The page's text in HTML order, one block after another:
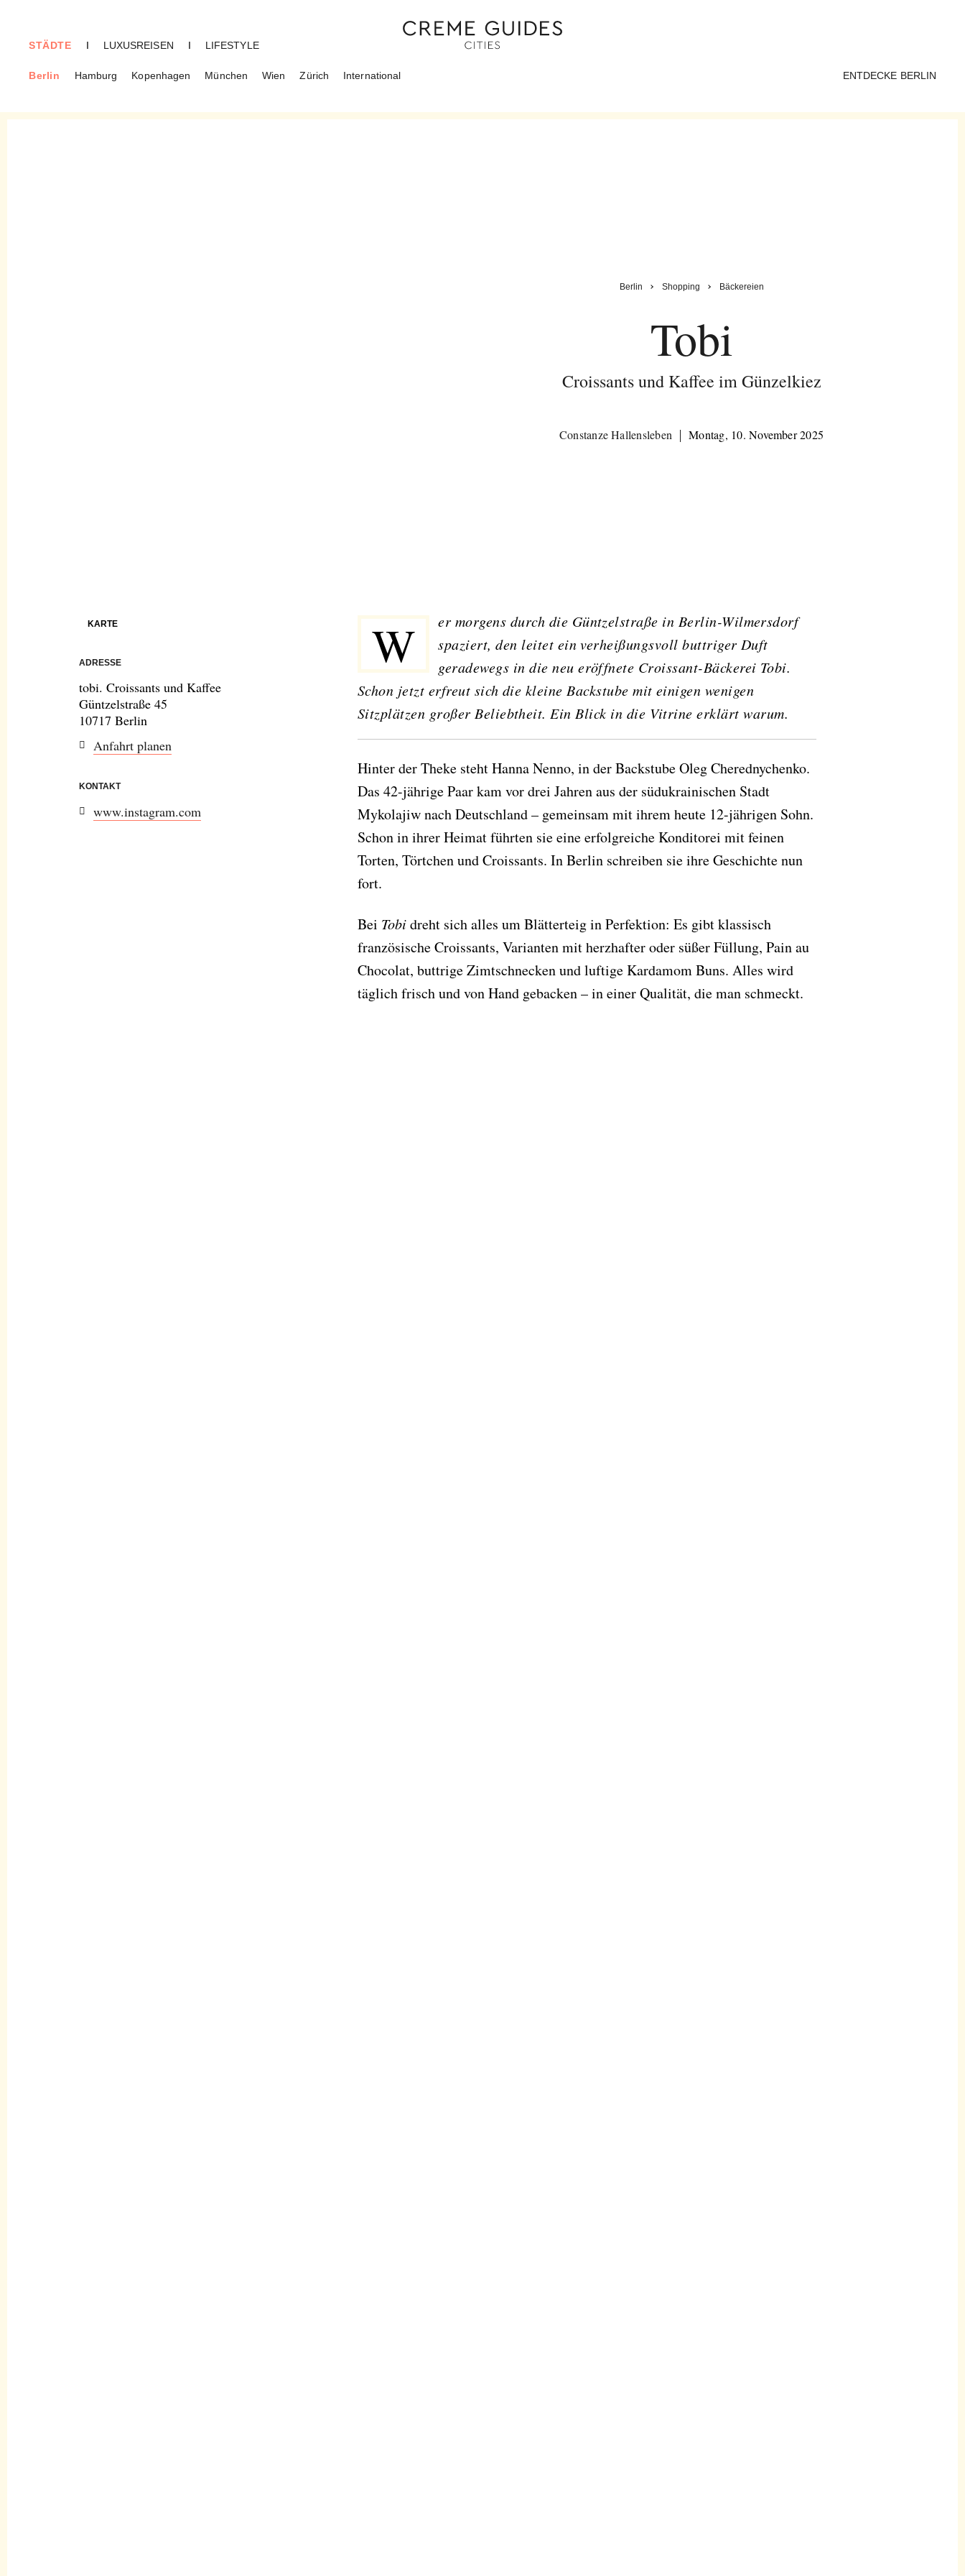
STÄDTE
Berlin Hamburg Kopenhagen München Wien Zürich International
I LUXUSREISEN I LIFESTYLE
ENTDECKE BERLIN
Berlin Shopping Bäckereien
Tobi
Croissants und Kaffee im Günzelkiez
Constanze Hallensleben Montag, 10. November 2025
KARTE
ADRESSE
tobi. Croissants und Kaffee
Güntzelstraße 45
10717 Berlin
Anfahrt planen
KONTAKT
www.instagram.com
Wer morgens durch die Güntzelstraße in Berlin-Wilmersdorf
spaziert, den leitet ein verheißungsvoll buttriger Duft
geradewegs in die neu eröffnete Croissant-Bäckerei Tobi.
Schon jetzt erfreut sich die kleine Backstube mit einigen wenigen
Sitzplätzen großer Beliebtheit. Ein Blick in die Vitrine erklärt warum.
Hinter der Theke steht Hanna Nenno, in der Backstube Oleg Cherednychenko.
Das 42-jährige Paar kam vor drei Jahren aus der süd­ukrainischen Stadt
Mykolajiw nach Deutschland – gemeinsam mit ihrem heute 12-jährigen Sohn.
Schon in ihrer Heimat führten sie eine erfolgreiche Konditorei mit feinen
Torten, Törtchen und Croissants. In Berlin schreiben sie ihre Geschichte nun
fort.
Bei Tobidreht sich alles um Blätterteig in Perfektion: Es gibt klassisch
französische Croissants, Varianten mit herzhafter oder süßer Füllung, Pain au
Chocolat, buttrige Zimtschnecken und luftige Kardamom Buns. Alles wird
täglich frisch und von Hand gebacken – in einer Qualität, die man schmeckt.